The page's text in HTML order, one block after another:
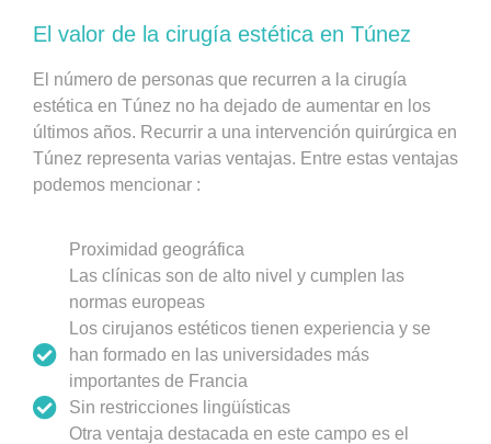
El valor de la cirugía estética en Túnez
El número de personas que recurren a la cirugía
estética en Túnez no ha dejado de aumentar en los
últimos años. Recurrir a una intervención quirúrgica en
Túnez representa varias ventajas. Entre estas ventajas
podemos mencionar :
Proximidad geográfica
Las clínicas son de alto nivel y cumplen las
normas europeas
Los cirujanos estéticos tienen experiencia y se
han formado en las universidades más
importantes de Francia
Sin restricciones lingüísticas
Otra ventaja destacada en este campo es el